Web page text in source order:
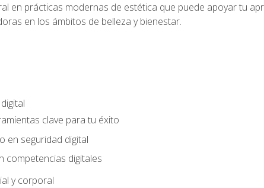
en prácticas modernas de estética que puede apoyar tu
en los ámbitos de belleza y bienestar.
clave para tu éxito
en seguridad digital
competencias digitales
y corporal